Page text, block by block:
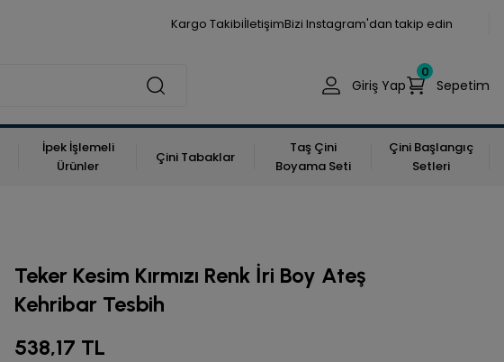
Kargo TakibiİletişimBizi Instagram'dan takip edin
Giriş Yap Sepetim
0
İpek İşlemeli
Ürünler
Çini Tabaklar
Taş Çini
Boyama Seti
Çini Başlangıç
Setleri
Teker Kesim Kırmızı Renk İri Boy Ateş
Kehribar Tesbih
538,17 TL